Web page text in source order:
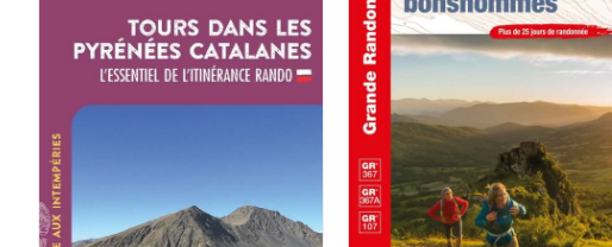
ACHETER LE PRODUIT
/
ACHETER LE PRODUIT
/
DÉTAILS